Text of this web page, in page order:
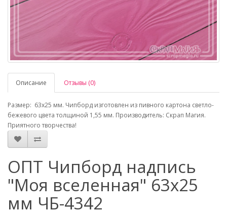
Описание Отзывы (0)
Размер: 63х25 мм. Чипборд изготовлен из пивного картона светло-
бежевого цвета толщиной 1,55 мм. Производитель: Скрап Магия.
Приятного творчества!
ОПТ Чипборд надпись
"Моя вселенная" 63х25
мм ЧБ-4342